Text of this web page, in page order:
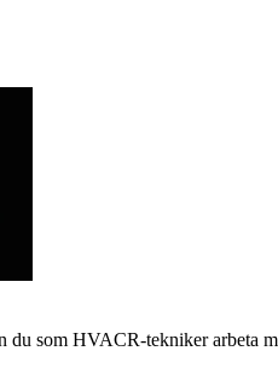
du som HVACR-tekniker